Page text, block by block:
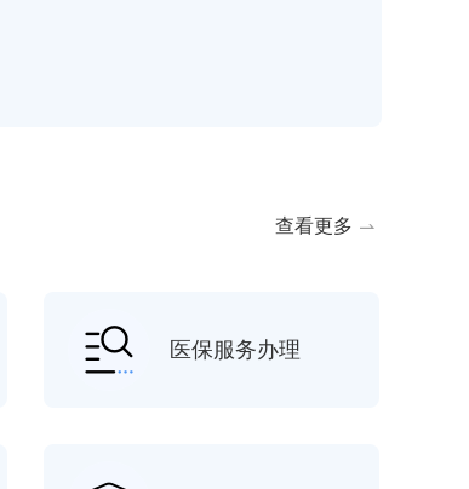
查看更多
医保服务办理